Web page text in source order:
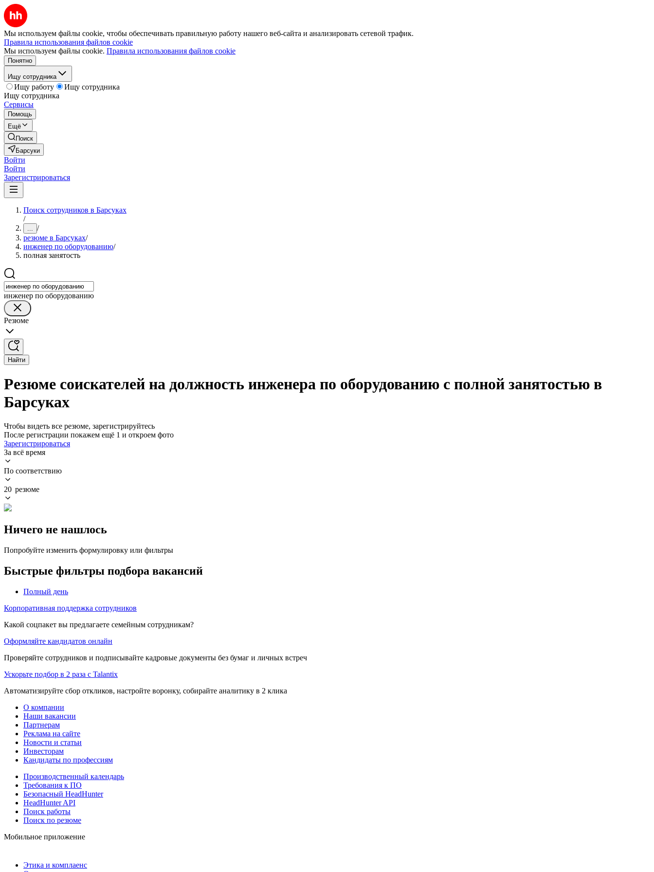
Мы используем файлы cookie, чтобы обеспечивать правильную работу нашего веб-сайта и анализировать сетевой трафик.
Правила использования файлов cookie
Мы используем файлы cookie. Правила использования файлов cookie
Понятно
Ищу сотрудника
Ищу работу
Ищу сотрудника
Ищу сотрудника
Сервисы
Помощь
Ещё
Поиск
Барсуки
Войти
Войти
Зарегистрироваться
Поиск сотрудников в Барсуках
/
... /
резюме в Барсуках/
инженер по оборудованию/
полная занятость
инженер по оборудованию
Резюме
Найти
Резюме соискателей на должность инженера по оборудованию с полной занятостью в
Барсуках
Чтобы видеть все резюме, зарегистрируйтесь
После регистрации покажем ещё 1 и откроем фото
Зарегистрироваться
За всё время
По соответствию
20 резюме
Ничего не нашлось
Попробуйте изменить формулировку или фильтры
Быстрые фильтры подбора вакансий
Полный день
Корпоративная поддержка сотрудников
Какой соцпакет вы предлагаете семейным сотрудникам?
Оформляйте кандидатов онлайн
Проверяйте сотрудников и подписывайте кадровые документы без бумаг и личных встреч
Ускорьте подбор в 2 раза с Talantix
Автоматизируйте сбор откликов, настройте воронку, собирайте аналитику в 2 клика
О компании
Наши вакансии
Партнерам
Реклама на сайте
Новости и статьи
Инвесторам
Кандидаты по профессиям
Производственный календарь
Требования к ПО
Безопасный HeadHunter
HeadHunter API
Поиск работы
Поиск по резюме
Мобильное приложение
Этика и комплаенс